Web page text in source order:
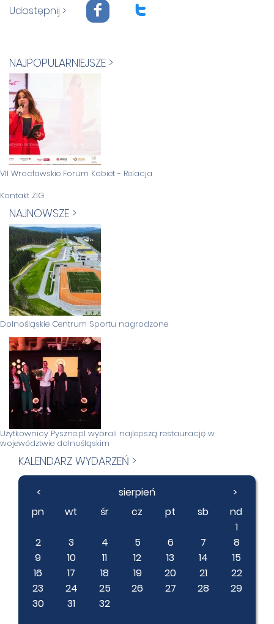
Udostępnij > F T
NAJPOPULARNIEJSZE >
VII Wrocławskie Forum Kobiet - Relacja
Kontakt ZIG
NAJNOWSZE >
Dolnośląskie Centrum Sportu nagrodzone
Użytkownicy Pyszne.pl wybrali najlepszą restaurację w
województwie dolnośląskim
KALENDARZ WYDARZEŃ >
< sierpień
>
pn
wt śr cz pt sb
nd
1
2
3 4 5 6 7
8
9
10 11 12 13 14
15
16
17 18 19 20 21
22
23
24 25 26 27 28
29
30
31 32